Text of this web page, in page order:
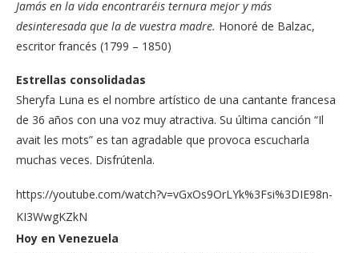
Jamás en la vida encontraréis ternura mejor y más
desinteresada que la de vuestra madre. Honoré de Balzac,
escritor francés (1799 – 1850)
Estrellas consolidadas
Sheryfa Luna es el nombre artístico de una cantante francesa
de 36 años con una voz muy atractiva. Su última canción “Il
avait les mots” es tan agradable que provoca escucharla
muchas veces. Disfrútenla.
https://youtube.com/watch?v=vGxOs9OrLYk%3Fsi%3DIE98n-
KI3WwgKZkN
Hoy en Venezuela